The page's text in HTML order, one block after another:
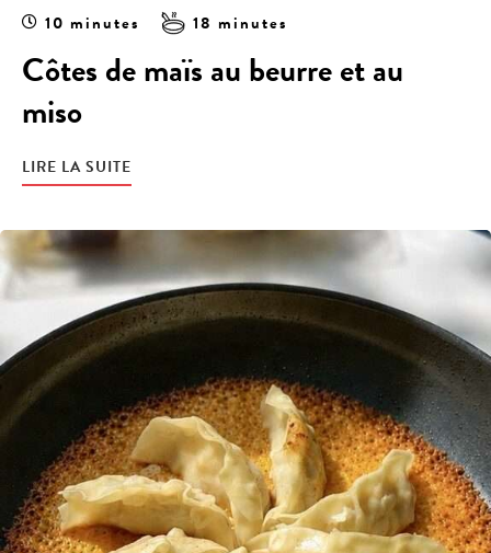
10 minutes 18 minutes
Côtes de maïs au beurre et au
miso
LIRE LA SUITE